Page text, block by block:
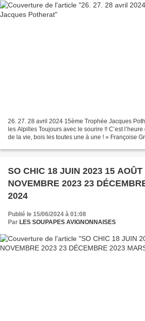
26. 27. 28 avril 2024 15ème Trophée Jacques
les Alpilles Toujours avec le sourire !! C’est
de la vie, bois les toutes une à une ! » Françoise
SO CHIC 18 JUIN 2023 15 AOÛT 2023 5
NOVEMBRE 2023 23
2024
Publié le 15/06/2024 à 01:08
Par LES SOUPAPES AVIGNONNAISES